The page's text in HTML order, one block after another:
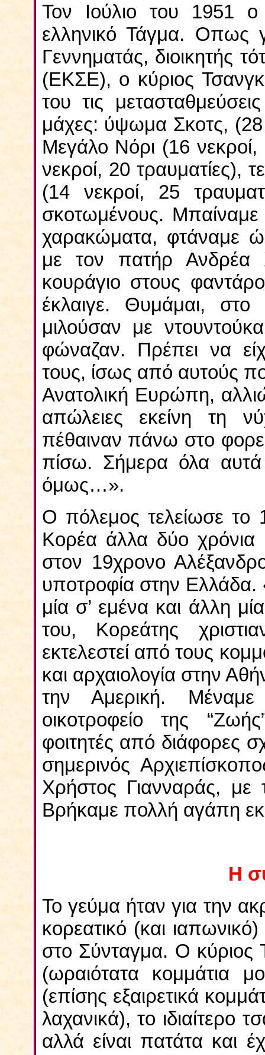
Τον Ιούλιο του 1951
ελληνικό Τάγμα. Οπως
Γεννηματάς, διοικητής
(ΕΚΣΕ), ο κύριος
του τις
μάχες: ύψωμα Σκοτς,
Μεγάλο Νόρι (16
νεκροί, 20 τραυματίες),
(14 νεκροί, 25
σκοτωμένους. Μπαίναμε
χαρακώματα, φτάναμε
με τον πατήρ Ανδρέα
κουράγιο στους
έκλαιγε. Θυμάμαι,
μιλούσαν με
φώναζαν. Πρέπει να
τους, ίσως από αυτούς
Ανατολική Ευρώπη,
απώλειες εκείνη τη
πέθαιναν πάνω στο
πίσω. Σήμερα όλα αυτά
όμως…».
Ο πόλεμος τελείωσε το
Κορέα άλλα δύο χρόνια
στον 19χρονο
υποτροφία στην Ελλάδα.
μία σ’ εμένα και άλλη
του, Κορεάτης
εκτελεστεί από τους
και αρχαιολογία στην
την Αμερική.
οικοτροφείο της
φοιτητές από διάφορες
σημερινός
Χρήστος Γιανναράς,
Βρήκαμε πολλή αγάπη
Η
Το γεύμα ήταν για την
κορεατικό (και
στο Σύνταγμα. Ο κύριος
(ωραιότατα κομμάτια
(επίσης εξαιρετικά
λαχανικά), το ιδιαίτερο
αλλά είναι πατάτα και